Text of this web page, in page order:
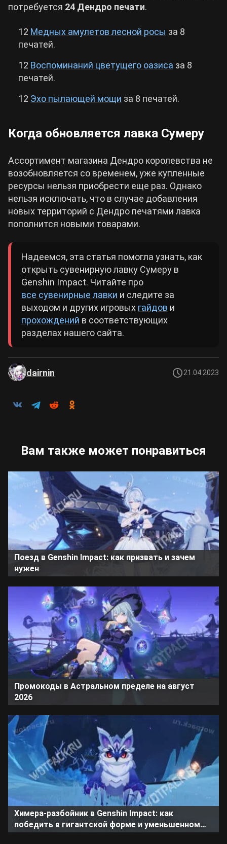
потребуется 24 Дендро печати.
12 Медных амулетов лесной росы за 8
печатей.
12 Воспоминаний цветущего оазиса за 8
печатей.
12 Эхо пылающей мощи за 8 печатей.
Когда обновляется лавка Сумеру
Ассортимент магазина Дендро королевства не
возобновляется со временем, уже купленные
ресурсы нельзя приобрести еще раз. Однако
нельзя исключать, что в случае добавления
новых территорий с Дендро печатями лавка
пополнится новыми товарами.
Надеемся, эта статья помогла узнать, как
открыть сувенирную лавку Сумеру в
Genshin Impact. Читайте про
все сувенирные лавки и следите за
выходом и других игровых гайдов и
прохождений в соответствующих
разделах нашего сайта.
dairnin 21.04.2023
Вам также может понравиться
Поезд в Genshin Impact: как призвать и зачем
нужен
Промокоды в Астральном пределе на август
2026
Химера-разбойник в Genshin Impact: как
победить в гигантской форме и уменьшенном
состоянии